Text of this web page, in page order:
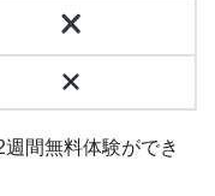
間無料体験ができ